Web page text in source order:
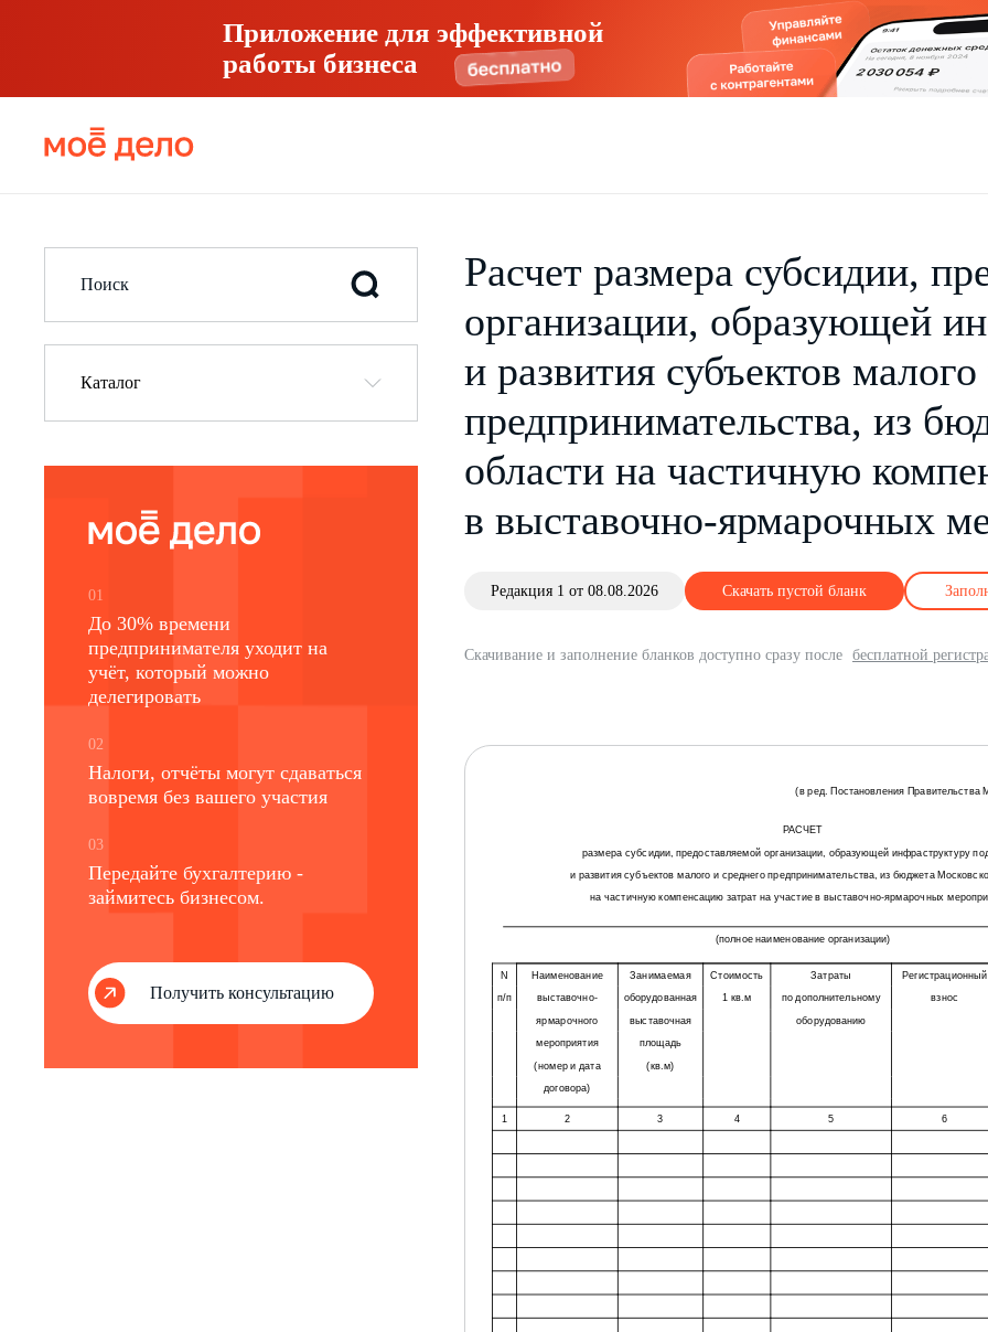
Приложение для эффективной
работы бизнеса
Каталог
01
До 30% времени
предпринимателя уходит на
учёт, который можно
делегировать
02
Налоги, отчёты могут сдаваться
вовремя без вашего участия
03
Передайте бухгалтерию -
займитесь бизнесом.
Получить консультацию
Расчет размера субсидии,
организации, образующей
и развития субъектов
предпринимательства, из
области на частичную
в выставочно-ярмарочных
Редакция 1 от 08.08.2026 Скачать пустой бланк
Скачивание и заполнение бланков доступно сразу после бесплатной
(в ред. Постановления Правительства
РАСЧЕТ
размера субсидии, предоставляемой организации, образующей инфраструктуру
и развития субъектов малого и среднего предпринимательства, из бюджета
на частичную компенсацию затрат на участие в выставочно-ярмарочных
(полное наименование организации)
N Наименование Занимаемая Стоимость Затраты Регистрационный
п/п выставочно- оборудованная 1 кв.м по дополнительному взнос
ярмарочного выставочная оборудованию
мероприятия
площадь
(номер и дата
(кв.м)
договора)
1 2 3 4 5 6